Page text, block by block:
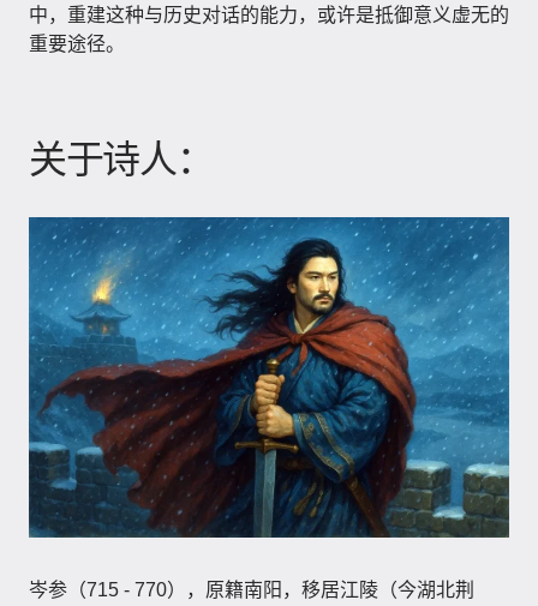
中，重建这种与历史对话的能力，或许是抵御意义虚无的
重要途径。
关于诗人：
岑参（715 - 770），原籍南阳，移居江陵（今湖北荆